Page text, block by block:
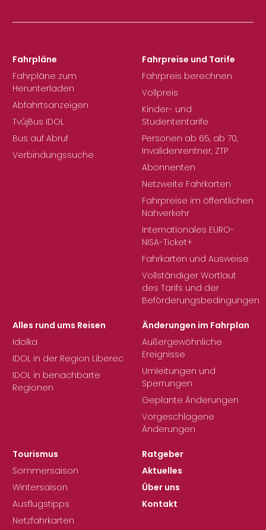
Fahrpläne
Fahrpläne zum
Herunterladen
Abfahrtsanzeigen
TvůjBus IDOL
Bus auf Abruf
Verbindungssuche
Fahrpreise und Tarife
Fahrpreis berechnen
Vollpreis
Kinder- und
Studententarife
Personen ab 65, ab 70,
Invalidenrentner, ZTP
Abonnenten
Netzweite Fahrkarten
Fahrpreise im öffentlichen
Nahverkehr
Internationales EURO-
NISA-Ticket+
Fahrkarten und Ausweise
Vollständiger Wortlaut
des Tarifs und der
Beförderungsbedingungen
Alles rund ums Reisen
Idolka
IDOL in der Region Liberec
IDOL in benachbarte
Regionen
Änderungen im Fahrplan
Außergewöhnliche
Ereignisse
Umleitungen und
Sperrungen
Geplante Änderungen
Vorgeschlagene
Änderungen
Tourismus
Sommersaison
Wintersaison
Ausflugstipps
Netzfahrkarten
Ratgeber
Aktuelles
Über uns
Kontakt